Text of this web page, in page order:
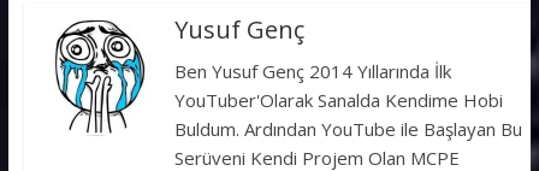
Yusuf Genç
Ben Yusuf Genç 2014 Yıllarında İlk
YouTuber'Olarak Sanalda Kendime Hobi
Buldum. Ardından YouTube ile Başlayan Bu
Serüveni Kendi Projem Olan MCPE